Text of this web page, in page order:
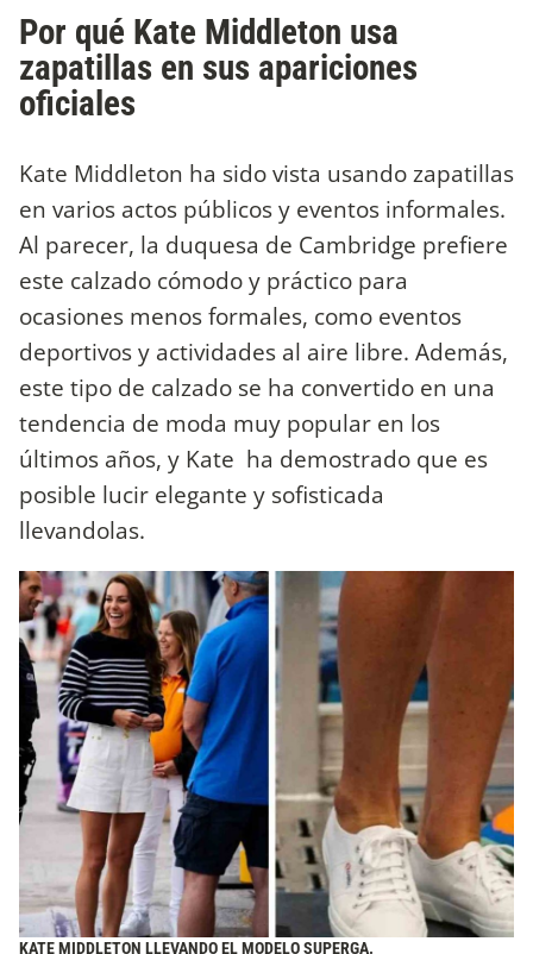
Por qué Kate Middleton usa
zapatillas en sus apariciones
oficiales
Kate Middleton ha sido vista usando zapatillas
en varios actos públicos y eventos informales.
Al parecer, la duquesa de Cambridge prefiere
este calzado cómodo y práctico para
ocasiones menos formales, como eventos
deportivos y actividades al aire libre. Además,
este tipo de calzado se ha convertido en una
tendencia de moda muy popular en los
últimos años, y Kate ha demostrado que es
posible lucir elegante y sofisticada
llevandolas.
KATE MIDDLETON LLEVANDO EL MODELO SUPERGA.